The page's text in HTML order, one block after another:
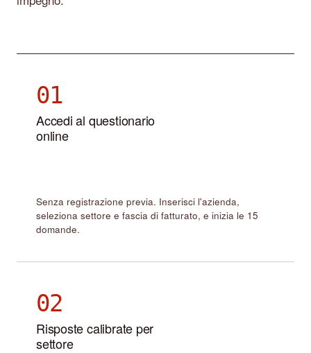
01
Accedi al questionario
online
Senza registrazione previa. Inserisci l'azienda,
seleziona settore e fascia di fatturato, e inizia le 15
domande.
02
Risposte calibrate per
settore